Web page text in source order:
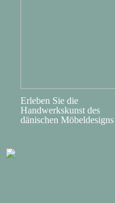
Erleben Sie die
Handwerkskunst des
dänischen Möbeldesigns